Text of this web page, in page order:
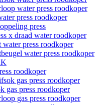
water press roodkoper
press roodkoper
press
x draad water roodkoper
water press roodkoper
water press roodkoper
roodkoper
gas press roodkoper
gas press roodkoper
gas press roodkoper